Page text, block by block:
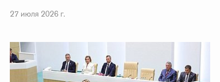
27 июля 2026 г.